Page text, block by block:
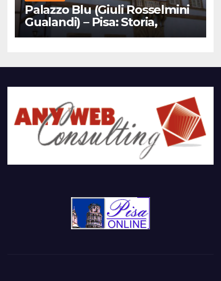
Palazzo Blu (Giuli Rosselmini
Gualandi) – Pisa: Storia,
Mostre e Info Visita